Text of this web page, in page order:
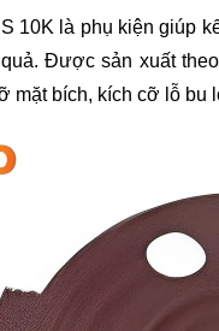
10K là phụ kiện giúp
Được sản xuất
mặt bích, kích cỡ lỗ bu